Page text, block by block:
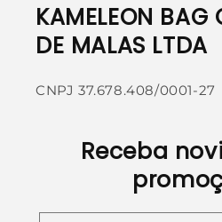
KAMELEON BAG
DE MALAS LTDA
CNPJ 37.678.408/0001-27
Receba